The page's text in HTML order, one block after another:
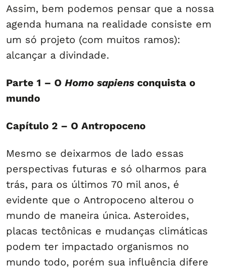
Assim, bem podemos pensar que a nossa
agenda humana na realidade consiste em
um só projeto (com muitos ramos):
alcançar a divindade.
Parte 1 – O Homo sapiens conquista o
mundo
Capítulo 2 – O Antropoceno
Mesmo se deixarmos de lado essas
perspectivas futuras e só olharmos para
trás, para os últimos 70 mil anos, é
evidente que o Antropoceno alterou o
mundo de maneira única. Asteroides,
placas tectônicas e mudanças climáticas
podem ter impactado organismos no
mundo todo, porém sua influência difere